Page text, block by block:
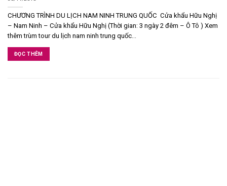
CHƯƠNG TRÌNH DU LỊCH NAM NINH TRUNG QUỐC Cửa khẩu Hữu Nghị
– Nam Ninh – Cửa khẩu Hữu Nghị (Thời gian: 3 ngày 2 đêm – Ô Tô ) Xem
thêm trùm tour du lịch nam ninh trung quốc...
ĐỌC THÊM